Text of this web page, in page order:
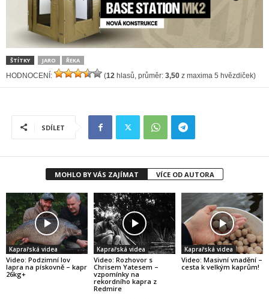
ŠTÍTKY JARO ŘEKA
HODNOCENÍ: (12 hlasů, průměr: 3,50 z maxima 5 hvězdiček)
SDÍLET
MOHLO BY VÁS ZAJÍMAT VÍCE OD AUTORA
Kaprařská videa
Video: Podzimní lov
lapra na pískovně – kapr
26kg+
Kaprařská videa
Video: Rozhovor s
Chrisem Yatesem –
vzpomínky na
rekordního kapra z
Redmire
Kaprařská videa
Video: Masivní vnadění –
cesta k velkým kaprům!